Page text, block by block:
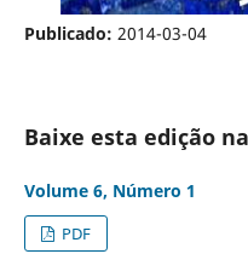
Publicado: 2014-03-04
Baixe esta edição
Volume 6, Número 1
PDF